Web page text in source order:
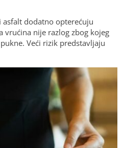
dodatno opterećuju
vrućina nije razlog zbog kojeg
Veći rizik predstavljaju